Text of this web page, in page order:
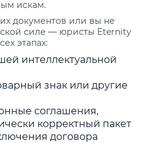
искам.
документов или вы не
силе — юристы Eternity
этапах:
интеллектуальной
знак или другие
соглашения,
корректный пакет
договора